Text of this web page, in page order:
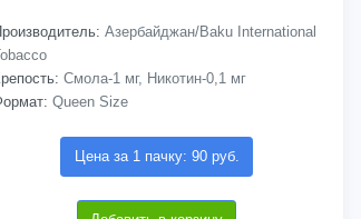
Азербайджан/Baku International
Смола-1 мг, Никотин-0,1 мг
Queen Size
Цена за 1 пачку: 90 руб.